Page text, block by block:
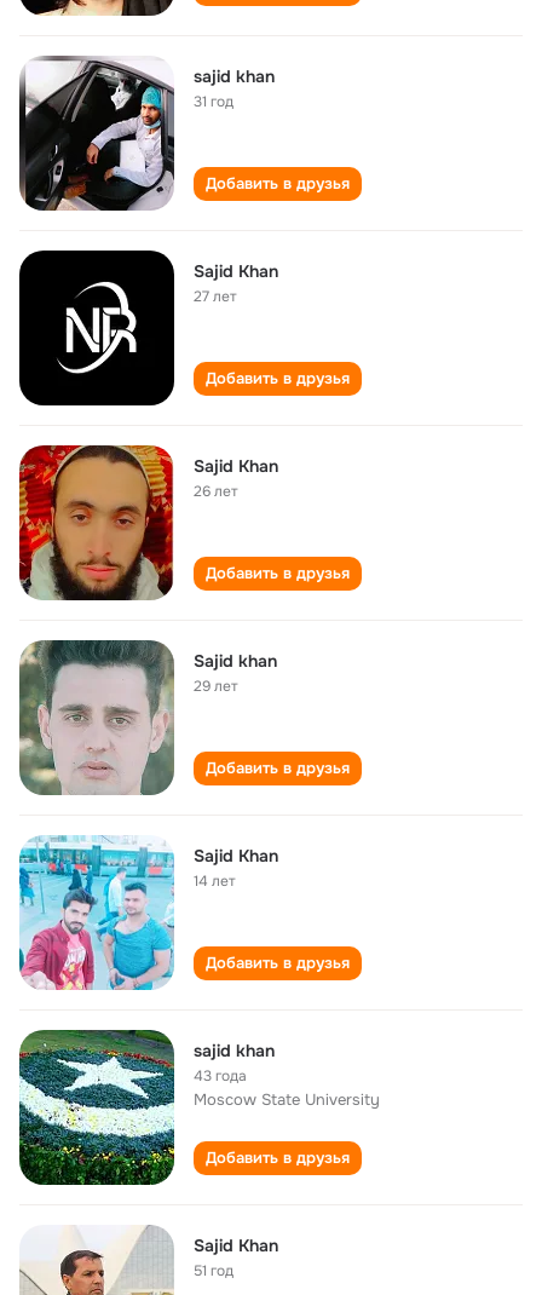
sajid khan
31 год
Добавить в друзья
Sajid Khan
27 лет
Добавить в друзья
Sajid Khan
26 лет
Добавить в друзья
Sajid khan
29 лет
Добавить в друзья
Sajid Khan
14 лет
Добавить в друзья
sajid khan
43 года
Moscow State University
Добавить в друзья
Sajid Khan
51 год